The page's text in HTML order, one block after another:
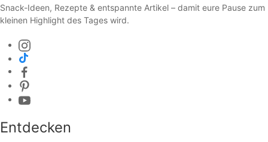
Snack-Ideen, Rezepte & entspannte Artikel – damit eure Pause zum
kleinen Highlight des Tages wird.
Entdecken